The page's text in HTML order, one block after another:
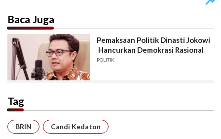
Baca Juga
Pemaksaan Politik Dinasti Jokowi
Hancurkan Demokrasi Rasional
POLITIK
Tag
BRIN Candi Kedaton